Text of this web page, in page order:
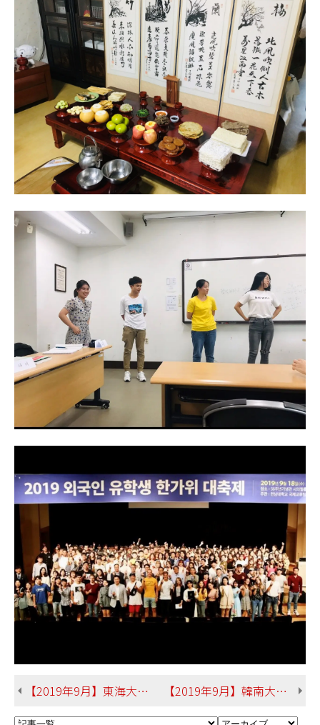
【2019年9月】東海大学（台湾）古堅さん 総合文化学部英語言語文化学科 【2019年9月】韓南大学（韓国）新﨑さん 総合文化学部英語言語文化学科